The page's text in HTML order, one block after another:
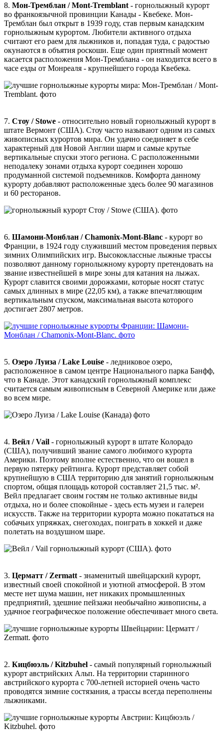
8. Мон-Тремблан / Mont-Tremblant - горнолыжный курорт
во франкоязычной провинции Канады - Квебеке. Мон-
Тремблан был открыт в 1939 году, став первым канадским
горнолыжным курортом. Любители активного отдыха
считают его раем для лыжников и, попадая туда, с радостью
окунаются в объятия роскоши. Еще один приятный момент
касается расположения Мон-Тремблана - он находится всего в
часе езды от Монреаля - крупнейшего города Квебека.
7. Стоу / Stowe - относительно новый горнолыжный курорт в
штате Вермонт (США). Стоу часто называют одним из самых
живописных курортов мира. Он удачно соединяет в себе
характерный для Новой Англии шарм и самые крутые
вертикальные спуски этого региона. С расположенными
неподалеку зонами отдыха курорт соединен хорошо
продуманной системой подъемников. Комфорта данному
курорту добавляют расположенные здесь более 90 магазинов
и 60 ресторанов.
6. Шамони-Монблан / Chamonix-Mont-Blanc - курорт во
Франции, в 1924 году служивший местом проведения первых
зимних Олимпийских игр. Высококлассные лыжные трассы
позволяют данному горнолыжному курорту претендовать на
звание известнейшей в мире зоны для катания на лыжах.
Курорт славится своими дорожками, которые носят статус
самых длинных в мире (22,05 км), а также впечатляющим
вертикальным спуском, максимальная высота которого
достигает 2807 метров.
5. Озеро Луиза / Lake Louise - ледниковое озеро,
расположенное в самом центре Национального парка Банфф,
что в Канаде. Этот канадский горнолыжный комплекс
считается самым живописным в Северной Америке или даже
во всем мире.
4. Вейл / Vail - горнолыжный курорт в штате Колорадо
(США), получивший звание самого любимого курорта
Америки. Поэтому вполне естественно, что он вошел в
первую пятерку рейтинга. Курорт представляет собой
крупнейшую в США территорию для занятий горнолыжным
спортом, общая площадь которой составляет 21,5 тыс. м².
Вейл предлагает своим гостям не только активные виды
отдыха, но и более спокойные - здесь есть музеи и галереи
искусств. Также на территории курорта можно покататься на
собачьих упряжках, снегоходах, поиграть в хоккей и даже
полетать на воздушном шаре.
3. Церматт / Zermatt - знаменитый швейцарский курорт,
известный своей спокойной и уютной атмосферой. В этом
месте нет шума машин, нет никаких промышленных
предприятий, здешние пейзажи необычайно живописны, а
удачное географическое положение обеспечивает много света.
2. Кицбюэль / Kitzbuhel - самый популярный горнолыжный
курорт австрийских Альп. На территории старинного
австрийского курорта с 700-летней историей очень часто
проводятся зимние состязания, а трассы всегда переполнены
лыжниками.